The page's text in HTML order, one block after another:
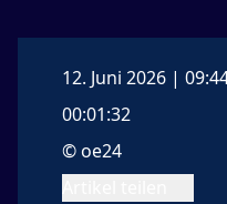
12. Juni 2026 |
00:01:32
© oe24